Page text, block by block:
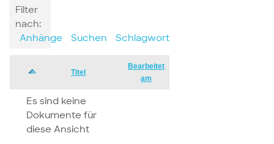
Filter
nach:
Anhänge
Suchen Schlagwort
Has
Titel
Bearbeitet
am
Es sind keine
Dokumente für
diese Ansicht